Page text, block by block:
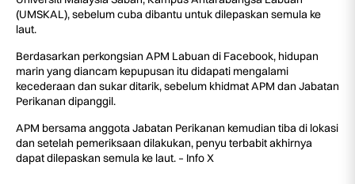
(UMSKAL), sebelum cuba dibantu untuk dilepaskan semula ke
laut.
Berdasarkan perkongsian APM Labuan di Facebook, hidupan
marin yang diancam kepupusan itu didapati mengalami
kecederaan dan sukar ditarik, sebelum khidmat APM dan Jabatan
Perikanan dipanggil.
APM bersama anggota Jabatan Perikanan kemudian tiba di lokasi
dan setelah pemeriksaan dilakukan, penyu terbabit akhirnya
dapat dilepaskan semula ke laut. – Info X